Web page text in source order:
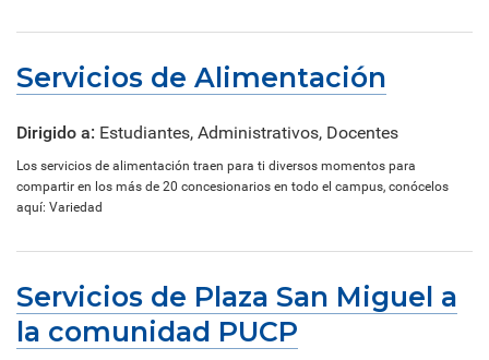
Servicios de Alimentación
Dirigido a: Estudiantes, Administrativos, Docentes
Los servicios de alimentación traen para ti diversos momentos para
compartir en los más de 20 concesionarios en todo el campus, conócelos
aquí: Variedad
Servicios de Plaza San Miguel a
la comunidad PUCP